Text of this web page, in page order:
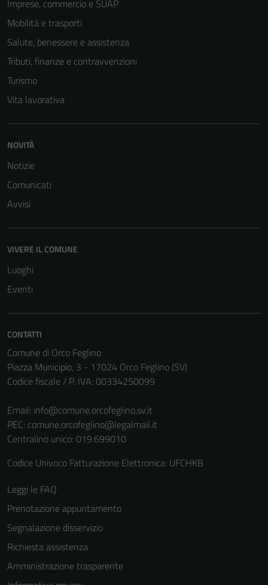
Imprese, commercio e SUAP
Mobilità e trasporti
Salute, benessere e assistenza
Tributi, finanze e contravvenzioni
Turismo
Vita lavorativa
NOVITÀ
Notizie
Comunicati
Avvisi
VIVERE IL COMUNE
Luoghi
Eventi
CONTATTI
Comune di Orco Feglino
Piazza Municipio, 3 - 17024 Orco Feglino (SV)
Codice fiscale / P. IVA: 00334250099
Email: info@comune.orcofeglino.sv.it
PEC: comune.orcofeglino@legalmail.it
Centralino unico: 019.699010
Codice Univoco Fatturazione Elettronica: UFCHKB
Leggi le FAQ
Prenotazione appuntamento
Segnalazione disservizio
Richiesta assistenza
Amministrazione trasparente
Tecnici
funzionamento
del sito e non
disabilitati.
non raccolgono